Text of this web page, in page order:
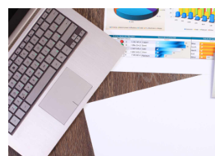
作為一家專業的工程公司，我們認為有必
起的原因，以便更好地解決這個問題，確
持久性。